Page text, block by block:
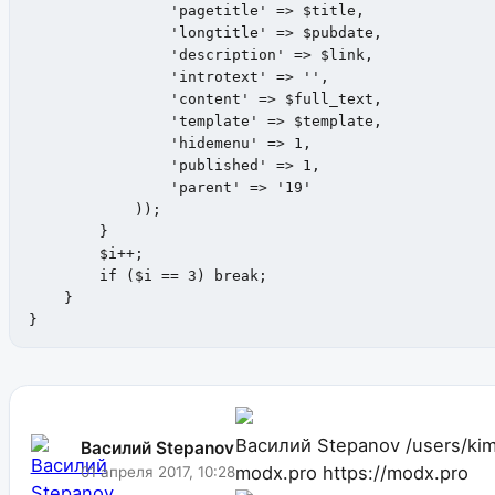
            ));
        }
        $i++;
        if ($i == 3) break;
    }
}
Василий Stepanov
01 апреля 2017, 10:28
Василий Stepanov /users/
modx.pro https://modx.pro